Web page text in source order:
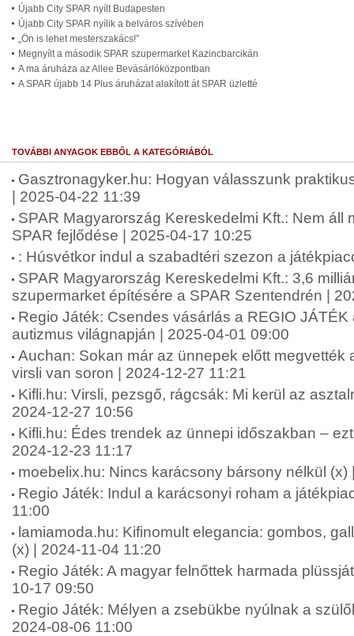
Újabb City SPAR nyílt Budapesten
Újabb City SPAR nyílik a belváros szívében
„Ön is lehet mesterszakács!”
Megnyílt a második SPAR szupermarket Kazincbarcikán
A ma áruháza az Allee Bevásárlóközpontban
A SPAR újabb 14 Plus áruházat alakított át SPAR üzletté
TOVÁBBI ANYAGOK EBBŐL A KATEGÓRIÁBÓL
Gasztronagyker.hu: Hogyan válasszunk
| 2025-04-22 11:39
SPAR Magyarország Kereskedelmi Kft.: Nem áll
SPAR fejlődése | 2025-04-17 10:25
: Húsvétkor indul a szabadtéri szezon a
SPAR Magyarország Kereskedelmi Kft.: 3,6
szupermarket építésére a SPAR Szentendrén |
Regio Játék: Csendes vásárlás a REGIO
autizmus világnapján | 2025-04-01 09:00
Auchan: Sokan már az ünnepek előtt megvették
virsli van soron | 2024-12-27 11:21
Kifli.hu: Virsli, pezsgő, rágcsák: Mi kerül az
2024-12-27 10:56
Kifli.hu: Édes trendek az ünnepi időszakban –
2024-12-23 11:17
moebelix.hu: Nincs karácsony bársony nélkül (x)
Regio Játék: Indul a karácsonyi roham a
11:00
lamiamoda.hu: Kifinomult elegancia: gombos,
(x) | 2024-11-04 11:20
Regio Játék: A magyar felnőttek harmada
10-17 09:50
Regio Játék: Mélyen a zsebükbe nyúlnak a
2024-08-06 11:00